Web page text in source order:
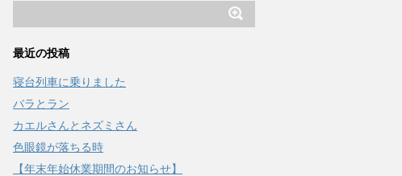
最近の投稿
寝台列車に乗りました
バラとラン
カエルさんとネズミさん
色眼鏡が落ちる時
【年末年始休業期間のお知らせ】